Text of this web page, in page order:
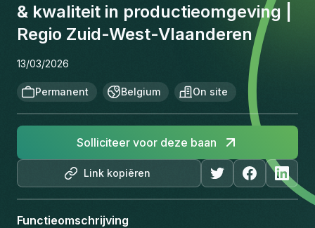
& kwaliteit in productieomgeving |
Regio Zuid-West-Vlaanderen
13/03/2026
Permanent Belgium On site
Link kopiëren
Solliciteer voor deze baan
Functieomschrijving